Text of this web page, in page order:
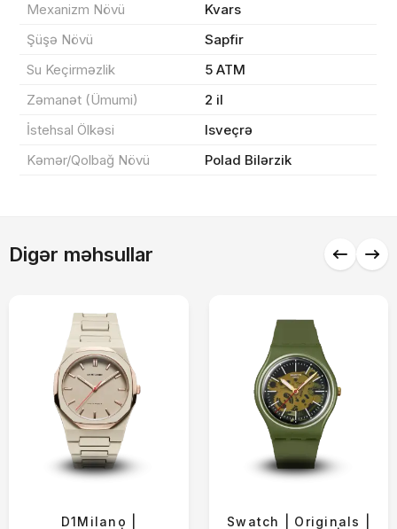
Mexanizm Növü
Kvars
Şüşə Növü
Sapfir
Su Keçirməzlik
5 ATM
Zəmanət (Ümumi)
2 il
İstehsal Ölkəsi
Isveçrə
Kəmər/Qolbağ Növü
Polad Bilərzik
Digər məhsullar
D1Milano |
Swatch | Originals |